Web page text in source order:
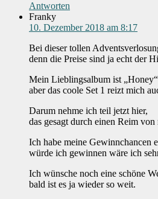
Antworten
Franky
10. Dezember 2018 am 8:17
Bei dieser tollen
denn die Preise sind ja echt der
Mein Lieblingsalbum ist
aber das coole Set 1 reizt mich
Darum nehme ich teil jetzt hier,
das gesagt durch einen Reim von
Ich habe meine Gewinnchancen
würde ich gewinnen wäre ich
Ich wünsche noch eine schöne
bald ist es ja wieder so weit.